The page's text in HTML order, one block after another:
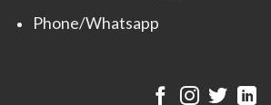
Phone/Whatsapp